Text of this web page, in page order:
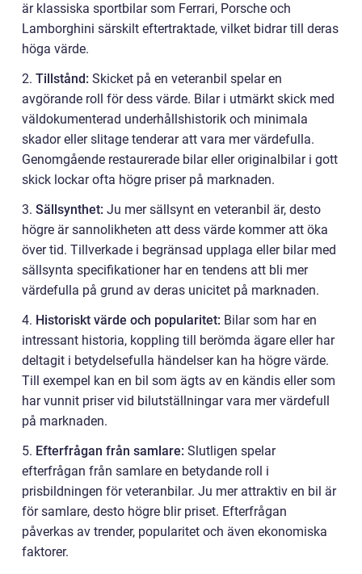
är klassiska sportbilar som Ferrari, Porsche och
Lamborghini särskilt eftertraktade, vilket bidrar till deras
höga värde.
2. Tillstånd: Skicket på en veteranbil spelar en
avgörande roll för dess värde. Bilar i utmärkt skick med
väldokumenterad underhållshistorik och minimala
skador eller slitage tenderar att vara mer värdefulla.
Genomgående restaurerade bilar eller originalbilar i gott
skick lockar ofta högre priser på marknaden.
3. Sällsynthet: Ju mer sällsynt en veteranbil är, desto
högre är sannolikheten att dess värde kommer att öka
över tid. Tillverkade i begränsad upplaga eller bilar med
sällsynta specifikationer har en tendens att bli mer
värdefulla på grund av deras unicitet på marknaden.
4. Historiskt värde och popularitet: Bilar som har en
intressant historia, koppling till berömda ägare eller har
deltagit i betydelsefulla händelser kan ha högre värde.
Till exempel kan en bil som ägts av en kändis eller som
har vunnit priser vid bilutställningar vara mer värdefull
på marknaden.
5. Efterfrågan från samlare: Slutligen spelar
efterfrågan från samlare en betydande roll i
prisbildningen för veteranbilar. Ju mer attraktiv en bil är
för samlare, desto högre blir priset. Efterfrågan
påverkas av trender, popularitet och även ekonomiska
faktorer.